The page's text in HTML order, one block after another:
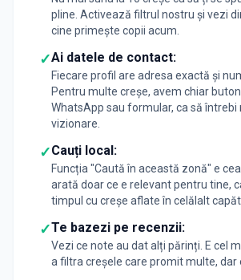
pline. Activează filtrul nostru și vezi
cine primește copii acum.
✓Ai datele de contact:
Fiecare profil are adresa exactă și
Pentru multe creșe, avem chiar
WhatsApp sau formular, ca să întrebi
vizionare.
✓Cauți local:
Funcția "Caută în această zonă" e
arată doar ce e relevant pentru tine,
timpul cu creșe aflate în celălalt capăt
✓Te bazezi pe recenzii:
Vezi ce note au dat alți părinți. E cel
a filtra creșele care promit multe, dar